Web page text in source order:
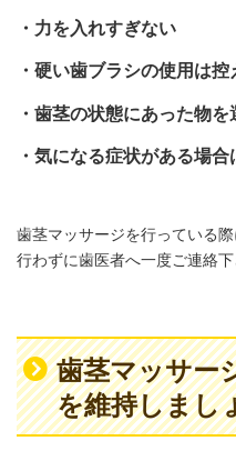
・力を入れすぎない
・硬い歯ブラシの使用は控
・歯茎の状態にあった物
・気になる症状がある場
歯茎マッサージを行っている
行わずに歯医者へ一度ご連絡下
歯茎マッサー
を維持しまし